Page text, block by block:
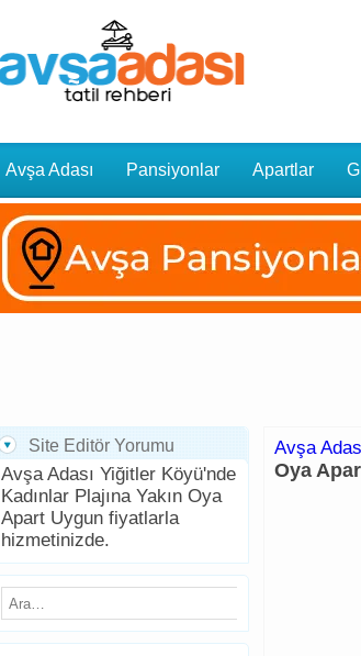
Avşa Adası Pansiyonlar Apartlar
Gezi Rehberi
Avşa
Oya
Site Editör Yorumu
Avşa Adası Yiğitler Köyü'nde
Kadınlar Plajına Yakın Oya
Apart Uygun fiyatlarla
hizmetinizde.